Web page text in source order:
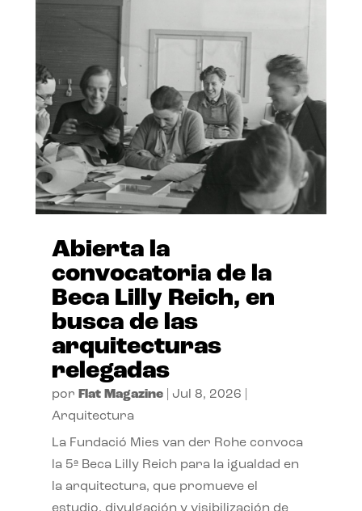
Abierta la
convocatoria de la
Beca Lilly Reich, en
busca de las
arquitecturas
relegadas
por Flat Magazine| Jul 8, 2026
Arquitectura
La Fundació Mies van der Rohe convoca
la 5ª Beca Lilly Reich para la igualdad en
la arquitectura, que promueve el